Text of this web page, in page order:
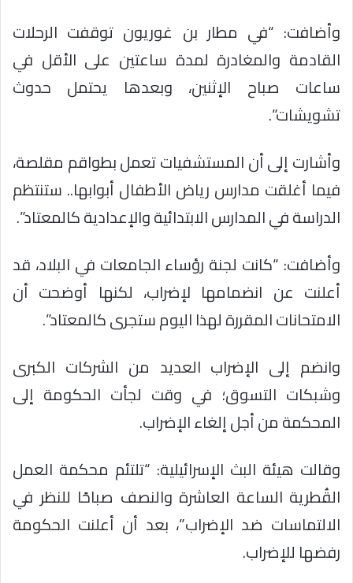
وأضافت: “في مطار بن غوريون توقفت الرحلات
القادمة والمغادرة لمدة ساعتين على الأقل في
ساعات صباح الإثنين، وبعدها يحتمل حدوث
تشويشات”.
وأشارت إلى أن المستشفيات تعمل بطواقم مقلصة،
فيما أغلقت مدارس رياض الأطفال أبوابها.. ستنتظم
الدراسة في المدارس الابتدائية والإعدادية كالمعتاد”.
وأضافت: “كانت لجنة رؤساء الجامعات في البلاد، قد
أعلنت عن انضمامها لإضراب، لكنها أوضحت أن
الامتحانات المقررة لهذا اليوم ستجرى كالمعتاد”.
وانضم إلى الإضراب العديد من الشركات الكبرى
وشبكات التسوق؛ في وقت لجأت الحكومة إلى
المحكمة من أجل إلغاء الإضراب.
وقالت هيئة البث الإسرائيلية: “تلتئم محكمة العمل
القُطرية الساعة العاشرة والنصف صباحًا للنظر في
الالتماسات ضد الإضراب”، بعد أن أعلنت الحكومة
رفضها للإضراب.